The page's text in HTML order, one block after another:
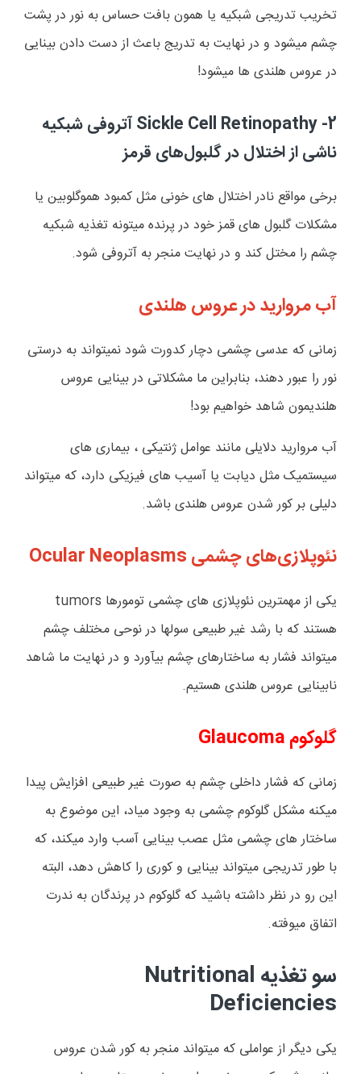
تخریب تدریجی شبکیه یا همون بافت حساس به نور در پشت
چشم میشود و در نهایت به تدریج باعث از دست دادن بینایی
در عروس هلندی ها میشود!
2-
Sickle Cell Retinopathyآتروفی شبکیه
ناشی از اختلال در گلبول‌های قرمز
برخی مواقع نادر اختلال های خونی مثل کمبود هموگلوبین یا
مشکلات گلبول های قمز خود در پرنده میتونه تغذیه شبکیه
چشم را مختل کند و در نهایت منجر به آتروفی شود.
آب مروارید در عروس هلندی
زمانی که عدسی چشمی دچار کدورت شود نمیتواند به درستی
نور را عبور دهند، بنابراین ما مشکلاتی در بینایی عروس
هلندیمون شاهد خواهیم بود!
آب مروارید دلایلی مانند عوامل ژنتیکی ، بیماری های
سیستمیک مثل دیابت یا آسیب های فیزیکی دارد، که میتواند
دلیلی بر کور شدن عروس هلندی باشد.
نئوپلازی‌های چشمیOcular Neoplasms
یکی از مهمترین نئوپلازی های چشمی تومورها tumors
هستند که با رشد غیر طبیعی سولها در نوحی مختلف چشم
میتواند فشار به ساختارهای چشم بیآورد و در نهایت ما شاهد
نابینایی عروس هلندی هستیم.
گلوکومGlaucoma
زمانی که فشار داخلی چشم به صورت غیر طبیعی افزایش پیدا
میکنه مشکل گلوکوم چشمی به وجود میاد، این موضوع به
ساختار های چشمی مثل عصب بینایی آسب وارد میکند، که
با طور تدریجی میتواند بینایی و کوری را کاهش دهد، البته
این رو در نظر داشته باشید که گلوکوم در پرندگان به ندرت
اتفاق میوفته.
سو تغذیه‌ Nutritional
Deficiencies
یکی دیگر از عواملی که میتواند منجر به کور شدن عروس